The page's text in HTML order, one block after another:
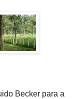
Becker para a